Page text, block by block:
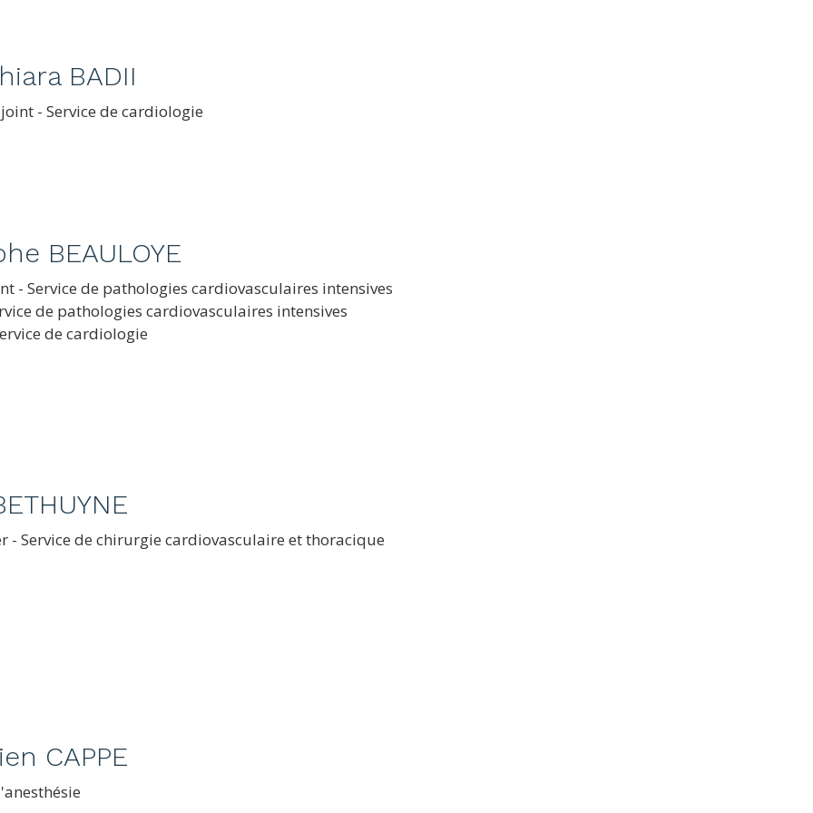
BADII
- Service de cardiologie
BEAULOYE
- Service de pathologies cardiovasculaires intensives
de pathologies cardiovasculaires intensives
de cardiologie
- Service de chirurgie cardiovasculaire et thoracique
CAPPE